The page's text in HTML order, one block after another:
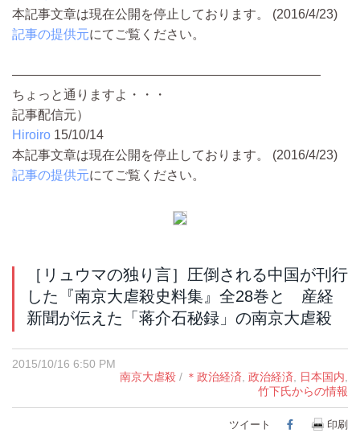
本記事文章は現在公開を停止しております。 (2016/4/23)
記事の提供元にてご覧ください。
————————————————————————
ちょっと通りますよ・・・
記事配信元）
Hiroiro 15/10/14
本記事文章は現在公開を停止しております。 (2016/4/23)
記事の提供元にてご覧ください。
［リュウマの独り言］圧倒される中国が刊行
した『南京大虐殺史料集』全28巻と 産経
新聞が伝えた「蒋介石秘録」の南京大虐殺
2015/10/16 6:50 PM
南京大虐殺 / ＊政治経済, 政治経済, 日本国内,
竹下氏からの情報
ツイート Facebook
印刷